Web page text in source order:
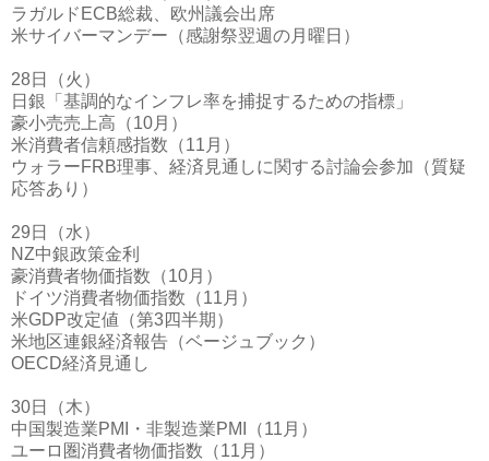
ラガルドECB総裁、欧州議会出席
米サイバーマンデー（感謝祭翌週の月曜日）
28日（火）
日銀「基調的なインフレ率を捕捉するための指標」
豪小売売上高（10月）
米消費者信頼感指数（11月）
ウォラーFRB理事、経済見通しに関する討論会参加（質疑
応答あり）
29日（水）
NZ中銀政策金利
豪消費者物価指数（10月）
ドイツ消費者物価指数（11月）
米GDP改定値（第3四半期）
米地区連銀経済報告（ベージュブック）
OECD経済見通し
30日（木）
中国製造業PMI・非製造業PMI（11月）
ユーロ圏消費者物価指数（11月）